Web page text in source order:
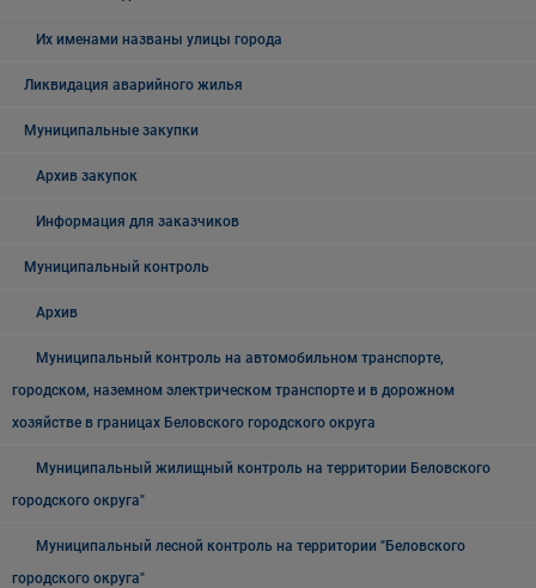
Их именами названы улицы города
Ликвидация аварийного жилья
Муниципальные закупки
Архив закупок
Информация для заказчиков
Муниципальный контроль
Архив
Муниципальный контроль на автомобильном транспорте,
городском, наземном электрическом транспорте и в дорожном
хозяйстве в границах Беловского городского округа
Муниципальный жилищный контроль на территории Беловского
городского округа"
Муниципальный лесной контроль на территории "Беловского
городского округа"